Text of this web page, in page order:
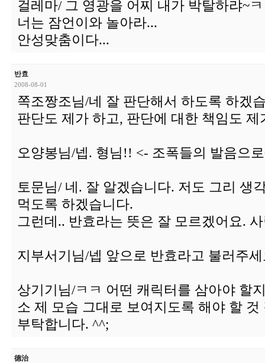
걸레마/ 그 영광을 어찌 내가 박탈하랴~
너는 잠언이와 놀아라...
안성맞춤이다...
반효
2008-08-01
쪽조짱조님/네 잘 판단해서 하도록 하겠
판단도 제가 하고, 판단에 대한 책임도 제
오양봉님/넵. 형님!! <- 조폭들의 발음으
토문님/ 네. 잘 알겠습니다. 저도 그리 생
먹도록 하겠습니다.
그런데.. 반효라는 뜻은 잘 모르겠어요.
지부서기님/넵 앞으로 반효라고 불러주
상기기님/ㅋㅋ 어떤 캐릭터를 삼아야 할
소 제 모습 그대로 보여지도록 해야 할
부탁합니다. ^^;
德治